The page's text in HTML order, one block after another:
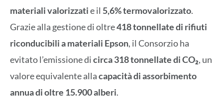
materiali valorizzatie il 5,6% termovalorizzato.
Grazie alla gestione di oltre418 tonnellate di rifiuti
riconducibili a materiali Epson, il Consorzio ha
evitato l’emissione dicirca 318 tonnellate di CO₂, un
valore equivalente allacapacità di assorbimento
annua di oltre 15.900 alberi.